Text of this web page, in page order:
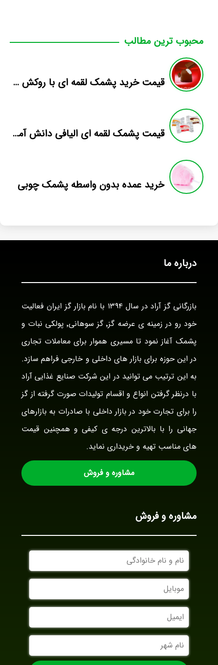
محبوب ترین مطالب
قیمت خرید پشمک لقمه ای با روکش کاکائویی
قیمت پشمک لقمه ای الیافی دانش آموزی
خرید عمده بدون واسطه پشمک چوبی
درباره ما
بازرگانی گز آراد در سال ۱۳۹۴ با نام بازار گز ایران فعالیت
خود رو در زمینه ی عرضه گز٬ گز سوهانی٬ پولکی نبات و
پشمک آغاز نمود تا مسیری هموار برای معاملات تجاری
در این حوزه برای بازار های داخلی و خارجی فراهم سازد.
به این ترتیب می توانید در این شرکت صنایع غذایی آراد
با درنظر گرفتن انواع و اقسام تولیدات صورت گرفته از گز
را برای تجارت خود در بازار داخلی با صادرات به بازارهای
جهانی را با بالاترین درجه ی کیفی و همچنین قیمت
های مناسب تهیه و خریداری نماید.
مشاوره و فروش
مشاوره و فروش
نام
و
نام
خانوادگی
موبایل
ایمیل
نام
شهر